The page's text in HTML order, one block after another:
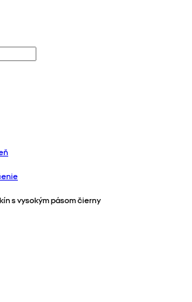
s vysokým pásom čierny